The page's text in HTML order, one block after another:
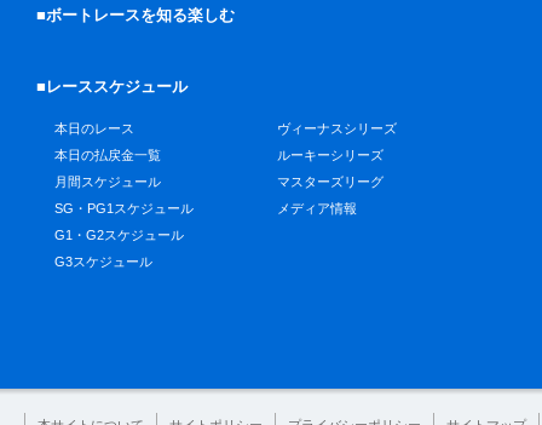
■ボートレースを知る楽しむ
■レーススケジュール
本日のレース
本日の払戻金一覧
月間スケジュール
SG・PG1スケジュール
G1・G2スケジュール
G3スケジュール
ヴィーナスシリーズ
ルーキーシリーズ
マスターズリーグ
メディア情報